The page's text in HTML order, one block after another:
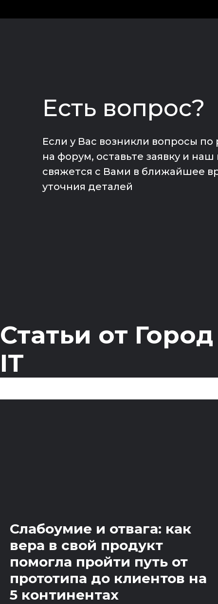
Есть вопрос?
Если у Вас возникли вопросы по
на форум, оставьте заявку и
свяжется с Вами в ближайшее
уточния деталей
Статьи от Город
IT
Слабоумие и отвага: как
вера в свой продукт
помогла пройти путь от
прототипа до клиентов на
5 континентах